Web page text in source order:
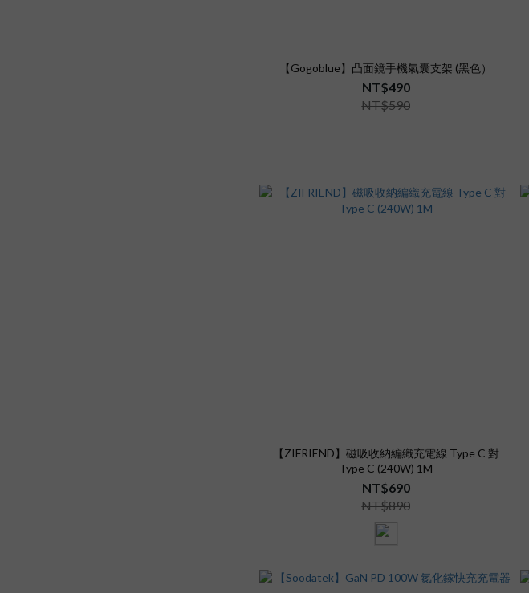
【Gogoblue】凸面鏡手機氣囊支架 (黑色）
NT$490
NT$590
【ZIFRIEND】磁吸收納編織充電線 Type C 對
Type C (240W) 1M
NT$690
NT$890